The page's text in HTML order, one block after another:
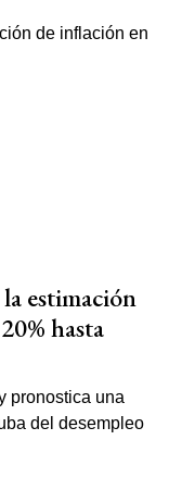
estimación
hasta